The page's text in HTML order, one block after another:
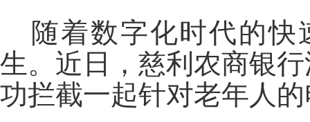
随着数字化时代的
生。近日，慈利农商银
功拦截一起针对老年人